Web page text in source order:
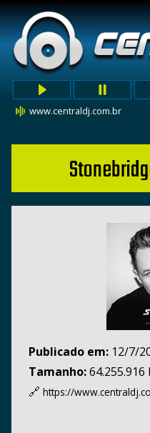
www.centraldj.com.br
Publicado em: 12/7/
Tamanho:
🔗 https://